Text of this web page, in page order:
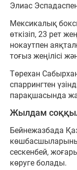
Элиас Эспадаспен
Мексикалық
өткізіп, 23 рет
нокаутпен
тоғыз жеңілісі
Төрехан
спаррингтен
парақшасында
Жылдам
Бейнежазбада
сескенбей,
көруге болады.